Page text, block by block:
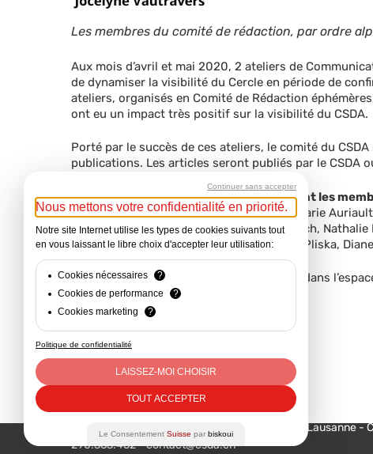
Les membres du comité de rédaction, par ordre
Aux mois d’avril et mai 2020, 2 ateliers de
de dynamiser la visibilité du Cercle en période de
ateliers, organisés en Comité de Rédaction
ont eu un impact très positif sur la visibilité du CSDA.
Porté par le succès de ces ateliers, le comité du
publications. Les articles seront publiés par le CSDA
Les membres du comité de rédaction sont les
par la suite:Debora Akinci-Lopez, Anne Marie
Solal, Jacqueline Curzon, Dominique Faesch,
Pawlotsky, Caroline Perriard, Anne-Claire Pliska,
Les membres du CSDA peuvent consulter dans
Contact : Nathalie Feingold
+ 41 79 158 36 78
nathalie.feingold@bluewin.ch
Mentions Légales - Responsable du site web : Cercle Suisse
Administratrices c/o CVCI, Avenue d’Ouchy 47, Lausanne -
290.363.452 - contact@csda.ch
Continuer sans accepter
Nous mettons votre confidentialité en priorité.
Notre site Internet utilise les types de cookies suivants tout
en vous laissant le libre choix d'accepter leur utilisation:
Cookies nécessaires
?
Cookies de performance
?
Cookies marketing
?
Politique de confidentialité
LAISSEZ-MOI CHOISIR
TOUT ACCEPTER
Le Consentement Suisse par biskoui